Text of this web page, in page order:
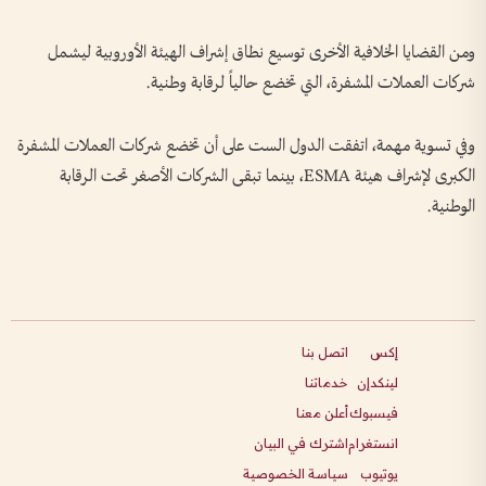
ومن القضايا الخلافية الأخرى توسيع نطاق إشراف الهيئة الأوروبية ليشمل
شركات العملات المشفرة، التي تخضع حالياً لرقابة وطنية.
وفي تسوية مهمة، اتفقت الدول الست على أن تخضع شركات العملات المشفرة
الكبرى لإشراف هيئة ESMA، بينما تبقى الشركات الأصغر تحت الرقابة
الوطنية.
إكس
لينكدإن
فيسبوك
انستغرام
يوتيوب
اتصل بنا
خدماتنا
أعلن معنا
اشترك في البيان
سياسة الخصوصية